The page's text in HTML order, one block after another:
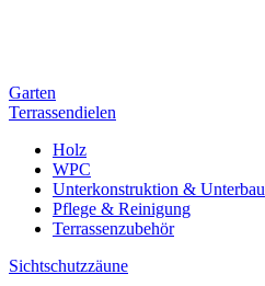
Garten
Terrassendielen
Holz
WPC
Unterkonstruktion & Unterbau
Pflege & Reinigung
Terrassenzubehör
Sichtschutzzäune